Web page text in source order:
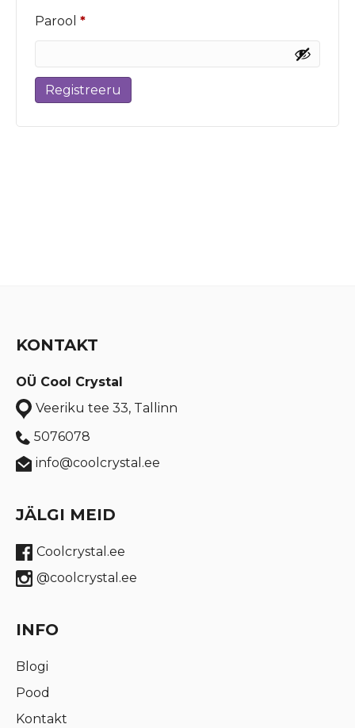
Parool *Nõutud
Registreeru
KONTAKT
OÜ Cool Crystal
Veeriku tee 33, Tallinn
5076078
info@coolcrystal.ee
JÄLGI MEID
Coolcrystal.ee
@coolcrystal.ee
INFO
Blogi
Pood
Kontakt